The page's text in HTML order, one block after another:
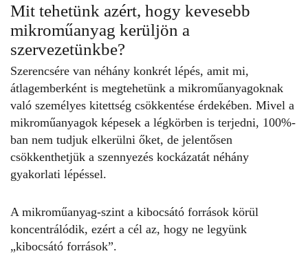
Mit tehetünk azért, hogy kevesebb
mikroműanyag kerüljön a
szervezetünkbe?
Szerencsére van néhány konkrét lépés, amit mi,
átlagemberként is megtehetünk a mikroműanyagoknak
való személyes kitettség csökkentése érdekében. Mivel a
mikroműanyagok képesek a légkörben is terjedni, 100%-
ban nem tudjuk elkerülni őket, de jelentősen
csökkenthetjük a szennyezés kockázatát néhány
gyakorlati lépéssel.
A mikroműanyag-szint a kibocsátó források körül
koncentrálódik, ezért a cél az, hogy ne legyünk
„kibocsátó források”.